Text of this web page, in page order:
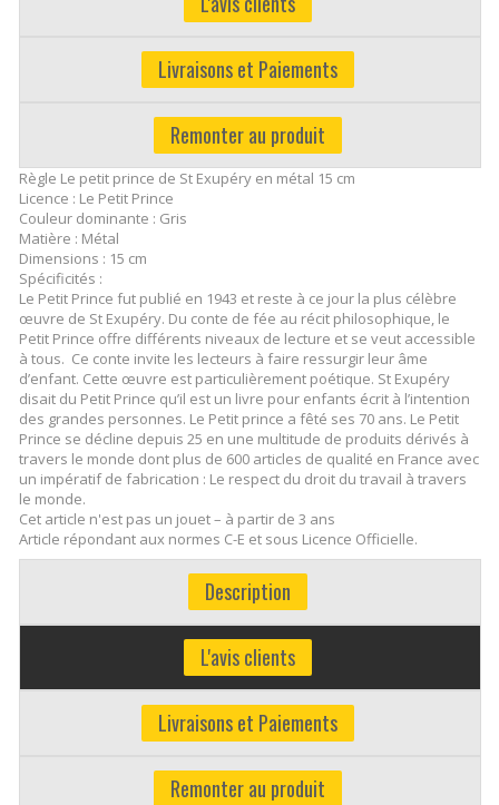
Livraisons et Paiements
Remonter au produit
Règle Le petit prince de St Exupéry en métal 15 cm
Licence : Le Petit Prince
Couleur dominante : Gris
Matière : Métal
Dimensions : 15 cm
Spécificités :
Le Petit Prince fut publié en 1943 et reste à ce jour la plus célèbre
œuvre de St Exupéry. Du conte de fée au récit philosophique, le
Petit Prince offre différents niveaux de lecture et se veut accessible
à tous. Ce conte invite les lecteurs à faire ressurgir leur âme
d’enfant. Cette œuvre est particulièrement poétique. St Exupéry
disait du Petit Prince qu’il est un livre pour enfants écrit à l’intention
des grandes personnes. Le Petit prince a fêté ses 70 ans. Le Petit
Prince se décline depuis 25 en une multitude de produits dérivés à
travers le monde dont plus de 600 articles de qualité en France avec
un impératif de fabrication : Le respect du droit du travail à travers
le monde.
Cet article n'est pas un jouet – à partir de 3 ans
Article répondant aux normes C-E et sous Licence Officielle.
Description
L'avis clients
Livraisons et Paiements
Remonter au produit